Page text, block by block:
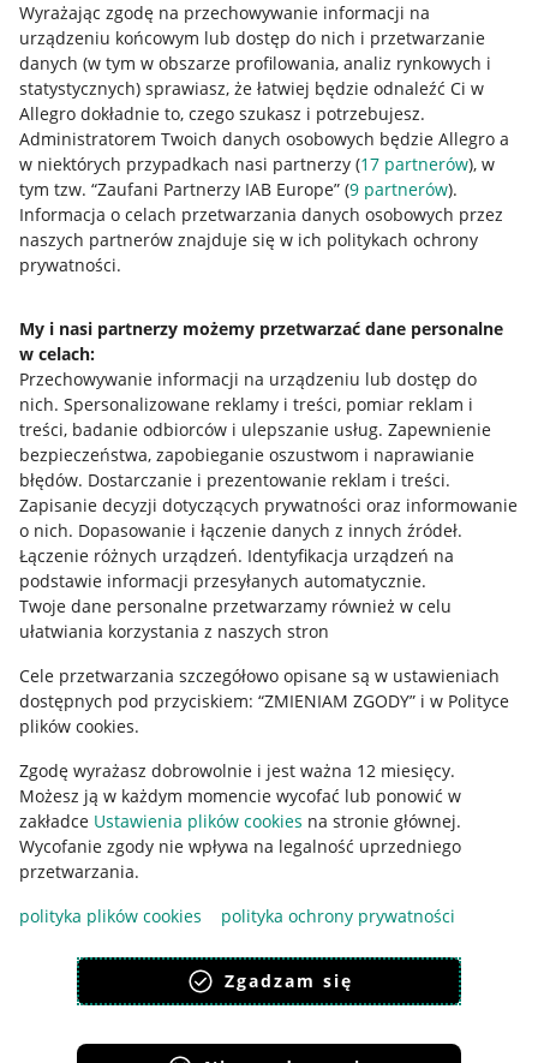
Wyrażając zgodę na przechowywanie informacji na
urządzeniu końcowym lub dostęp do nich i przetwarzanie
danych (w tym w obszarze profilowania, analiz rynkowych i
statystycznych) sprawiasz, że łatwiej będzie odnaleźć Ci w
Allegro dokładnie to, czego szukasz i potrzebujesz.
Administratorem Twoich danych osobowych będzie Allegro a
w niektórych przypadkach nasi partnerzy (17 partnerów), w
tym tzw. “Zaufani Partnerzy IAB Europe” (9 partnerów).
Informacja o celach przetwarzania danych osobowych przez
naszych partnerów znajduje się w ich politykach ochrony
prywatności.
My i nasi partnerzy możemy przetwarzać dane personalne
w celach:
Przechowywanie informacji na urządzeniu lub dostęp do
nich. Spersonalizowane reklamy i treści, pomiar reklam i
treści, badanie odbiorców i ulepszanie usług. Zapewnienie
bezpieczeństwa, zapobieganie oszustwom i naprawianie
błędów. Dostarczanie i prezentowanie reklam i treści.
Zapisanie decyzji dotyczących prywatności oraz informowanie
o nich. Dopasowanie i łączenie danych z innych źródeł.
Łączenie różnych urządzeń. Identyfikacja urządzeń na
podstawie informacji przesyłanych automatycznie.
Twoje dane personalne przetwarzamy również w celu
ułatwiania korzystania z naszych stron
Cele przetwarzania szczegółowo opisane są w ustawieniach
dostępnych pod przyciskiem: “ZMIENIAM ZGODY” i w Polityce
plików cookies.
Zgodę wyrażasz dobrowolnie i jest ważna 12 miesięcy.
Możesz ją w każdym momencie wycofać lub ponowić w
zakładce Ustawienia plików cookies na stronie głównej.
Wycofanie zgody nie wpływa na legalność uprzedniego
przetwarzania.
polityka plików cookies
polityka ochrony prywatności
Zgadzam się
Przydatne informacje
Jak to działa
Allegro Gadane dla sprzedających
Allegro Gadane dla kupujących
Mapa miejscowości
Informacje prawne
Regulamin
Polityka plików "cookies"
Ustawienia plików "cookies"
Udostępnianie lokalizacji
Informacje dla Aktu o Usługach Cyfrowych
Pobierz aplikację